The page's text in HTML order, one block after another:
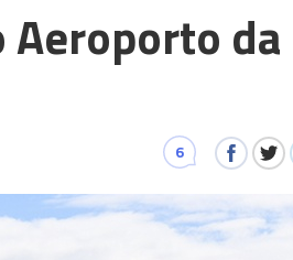
Aeroporto da
6